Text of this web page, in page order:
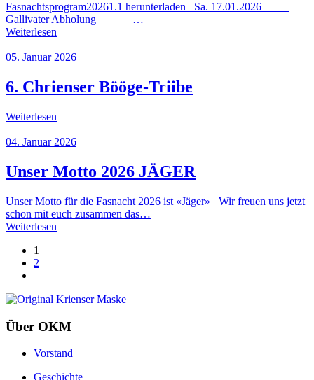
Fasnachtsprogram20261.1 herunterladen Sa. 17.01.2026
Gallivater Abholung …
Weiterlesen
05. Januar 2026
6. Chrienser Bööge-Triibe
Weiterlesen
04. Januar 2026
Unser Motto 2026 JÄGER
Unser Motto für die Fasnacht 2026 ist «Jäger» Wir freuen uns jetzt
schon mit euch zusammen das…
Weiterlesen
1
2
Über OKM
Vorstand
Geschichte